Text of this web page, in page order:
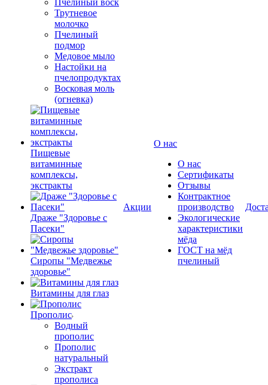
Пчелиный воск
Трутневое
молочко
Пчелиный
подмор
Медовое мыло
Настойки на
пчелопродуктах
Восковая моль
(огневка)
Пищевые
витаминные
комплексы,
экстракты
Драже "Здоровье с
Пасеки"
Сиропы "Медвежье
здоровье"
Витамины для глаз
Прополис
Водный
прополис
Прополис
натуральный
Экстракт
прополиса
Акции
О нас
О нас
Сертификаты
Отзывы
Контрактное
производство
Экологические
характеристики
мёда
ГОСТ на мёд
пчелиный